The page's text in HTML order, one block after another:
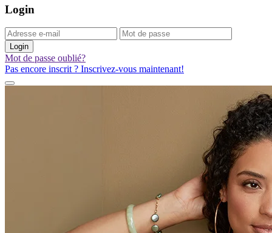
Login
Login
Mot de passe oublié?
Pas encore inscrit ? Inscrivez-vous maintenant!